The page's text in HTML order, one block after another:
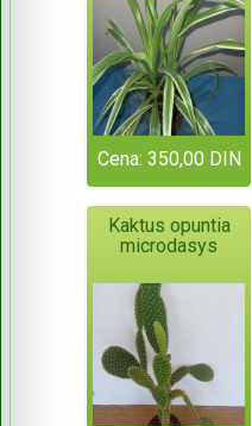
Cena: 350,00 DIN
Kaktus opuntia
microdasys